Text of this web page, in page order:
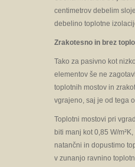
centimetrov debelim
debelino toplotne
Zrakotesno in brez
Tako za pasivno kot
elementov še ne
toplotnih mostov in
vgrajeno, saj je od tega
Toplotni mostovi pri
biti manj kot 0,85 W/
natančni in dopustimo
v zunanjo ravnino